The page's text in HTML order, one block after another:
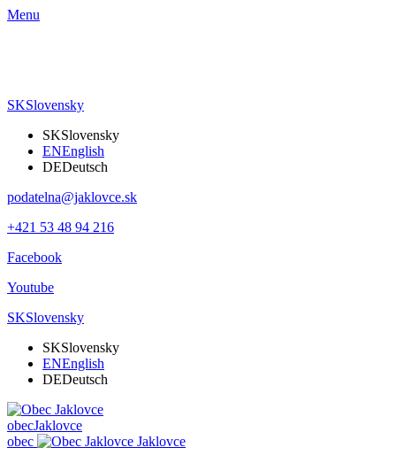
Menu
SKSlovensky
SKSlovensky
ENEnglish
DEDeutsch
podatelna@jaklovce.sk
+421 53 48 94 216
Facebook
Youtube
SKSlovensky
SKSlovensky
ENEnglish
DEDeutsch
obecJaklovce
obec
Jaklovce